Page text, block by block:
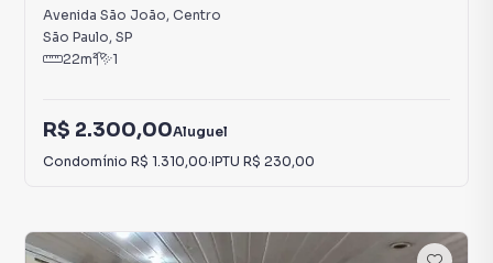
Avenida São João, Centro
São Paulo, SP
22m² 1
R$ 2.300,00Aluguel
Condomínio R$ 1.310,00·IPTU R$ 230,00